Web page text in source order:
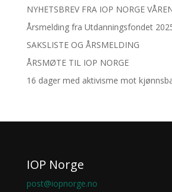
NYHETSBREV FRA IOP NORGE
Årsmelding fra Utdanningsfondet
SAKSLISTE OG ÅRSMELDING
ÅRSMØTE TIL IOP NORGE
16 dager med aktivisme mot
IOP Norge
post@iopnorge.no